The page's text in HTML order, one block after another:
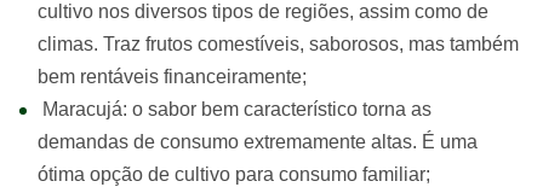
cultivo nos diversos tipos de regiões, assim como de
climas. Traz frutos comestíveis, saborosos, mas também
bem rentáveis financeiramente;
Maracujá: o sabor bem característico torna as
demandas de consumo extremamente altas. É uma
ótima opção de cultivo para consumo familiar;